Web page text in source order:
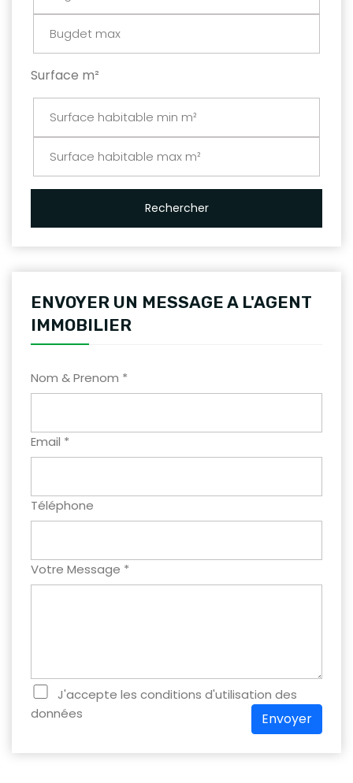
Surface m²
Rechercher
ENVOYER UN MESSAGE A L'AGENT
IMMOBILIER
Nom & Prenom *
Email *
Téléphone
Votre Message *
J'accepte les conditions d'utilisation des
données
Envoyer